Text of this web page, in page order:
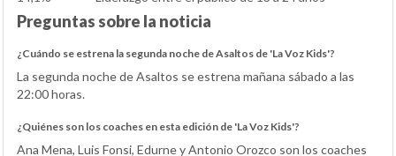
Preguntas sobre la noticia
¿Cuándo se estrena la segunda noche de Asaltos de 'La Voz Kids'?
La segunda noche de Asaltos se estrena mañana sábado a las
22:00 horas.
¿Quiénes son los coaches en esta edición de 'La Voz Kids'?
Ana Mena, Luis Fonsi, Edurne y Antonio Orozco son los coaches